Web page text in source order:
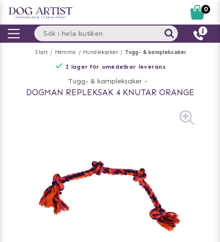
Start Hemma Hundleksaker Tugg- & kampleksaker
I lager för omedelbar leverans
Tugg- & kampleksaker -
DOGMAN REPLEKSAK 4 KNUTAR ORANGE
0